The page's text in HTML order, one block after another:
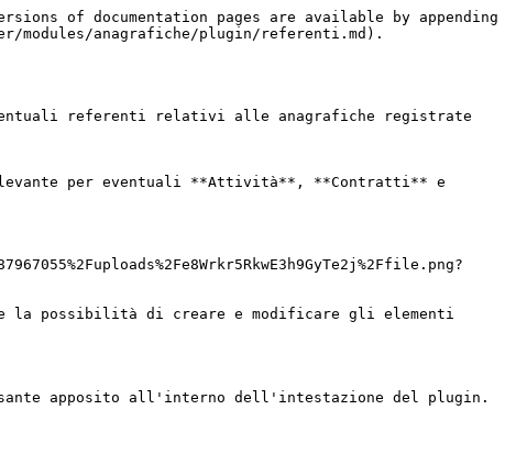
of documentation pages are available by appending
modules/anagrafiche/plugin/referenti.md).
referenti relativi alle anagrafiche registrate
per eventuali **Attività**, **Contratti** e
la possibilità di creare e modificare gli elementi
apposito all'interno dell'intestazione del plugin.